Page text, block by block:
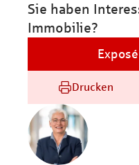
Sie haben
Immobilie?
Drucken